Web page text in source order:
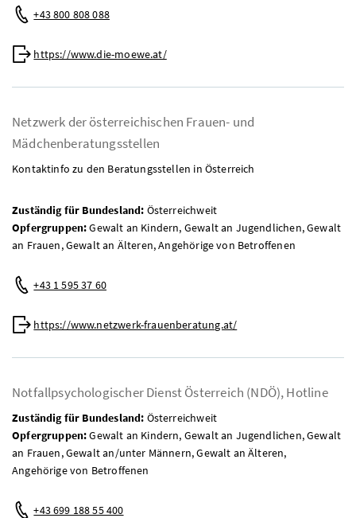
Telefon:
+43 800 808 088
Web:
https://www.die-moewe.at/
Netzwerk der österreichischen Frauen- und
Mädchenberatungsstellen
Kontaktinfo zu den Beratungsstellen in Österreich
Zuständig für Bundesland: Österreichweit
Opfergruppen:Gewalt an Kindern, Gewalt an Jugendlichen, Gewalt
an Frauen, Gewalt an Älteren, Angehörige von Betroffenen
Telefon:
+43 1 595 37 60
Web:
https://www.netzwerk-frauenberatung.at/
Notfallpsychologischer Dienst Österreich (NDÖ), Hotline
Zuständig für Bundesland: Österreichweit
Opfergruppen:Gewalt an Kindern, Gewalt an Jugendlichen, Gewalt
an Frauen, Gewalt an/unter Männern, Gewalt an Älteren,
Angehörige von Betroffenen
Telefon:
+43 699 188 55 400